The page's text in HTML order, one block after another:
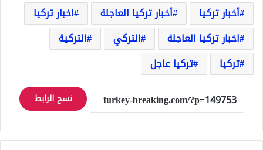
أخبار تركيا أخبار تركيا العاجلة
اخبار تركيا
اخبار تركيا العاجلة
التركي
التركية
تركيا
تركيا عاجل
نسخ الرابط